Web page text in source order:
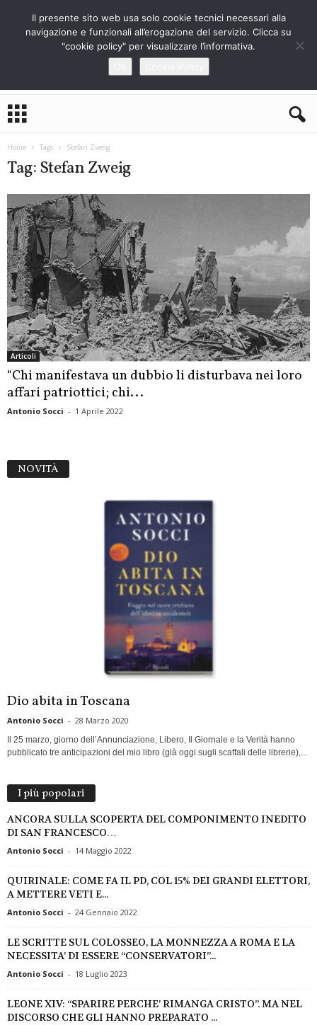
S
Home Tags Stefan Zweig
Tag: Stefan Zweig
Articoli
“Chi manifestava un dubbio li disturbava nei loro
affari patriottici; chi...
Antonio Socci - 1 Aprile 2022
NOVITÀ
Dio abita in Toscana
Antonio Socci - 28 Marzo 2020
Il 25 marzo, giorno dell’Annunciazione, Libero, Il Giornale e la Verità hanno
pubblicato tre anticipazioni del mio libro (già oggi sugli scaffali delle librerie),...
I più popolari
ANCORA SULLA SCOPERTA DEL COMPONIMENTO INEDITO
DI SAN FRANCESCO…
Antonio Socci - 14 Maggio 2022
QUIRINALE: COME FA IL PD, COL 15% DEI GRANDI ELETTORI,
A METTERE VETI E...
Antonio Socci - 24 Gennaio 2022
LE SCRITTE SUL COLOSSEO, LA MONNEZZA A ROMA E LA
NECESSITA’ DI ESSERE “CONSERVATORI”...
Antonio Socci - 18 Luglio 2023
LEONE XIV: “SPARIRE PERCHE’ RIMANGA CRISTO”. MA NEL
DISCORSO CHE GLI HANNO PREPARATO ...
Il presente sito web usa solo cookie tecnici necessari alla
navigazione e funzionali all’erogazione del servizio. Clicca su
"cookie policy" per visualizzare l’informativa.